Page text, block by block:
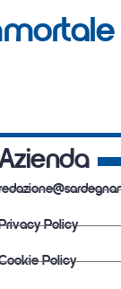
Policy
Policy